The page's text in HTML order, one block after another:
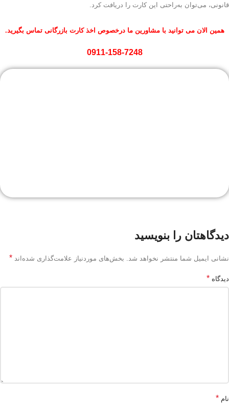
قانونی، می‌توان به‌راحتی این کارت را دریافت کرد.
همین الان می توانید با مشاورین ما درخصوص اخذ کارت بازرگانی تماس بگیرید.
0911-158-7248
دیدگاهتان را بنویسید
نشانی ایمیل شما منتشر نخواهد شد. بخش‌های موردنیاز علامت‌گذاری شده‌اند *
دیدگاه *
نام *